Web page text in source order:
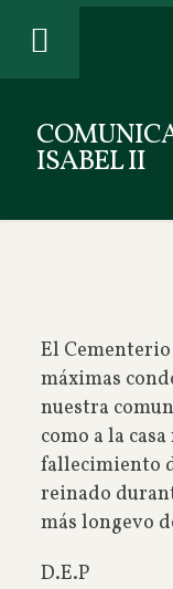
ISABEL II
El
máximas
nuestra
como a la
fallecimiento
reinado
más longevo
D.E.P